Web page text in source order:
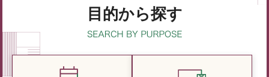
目的から探す